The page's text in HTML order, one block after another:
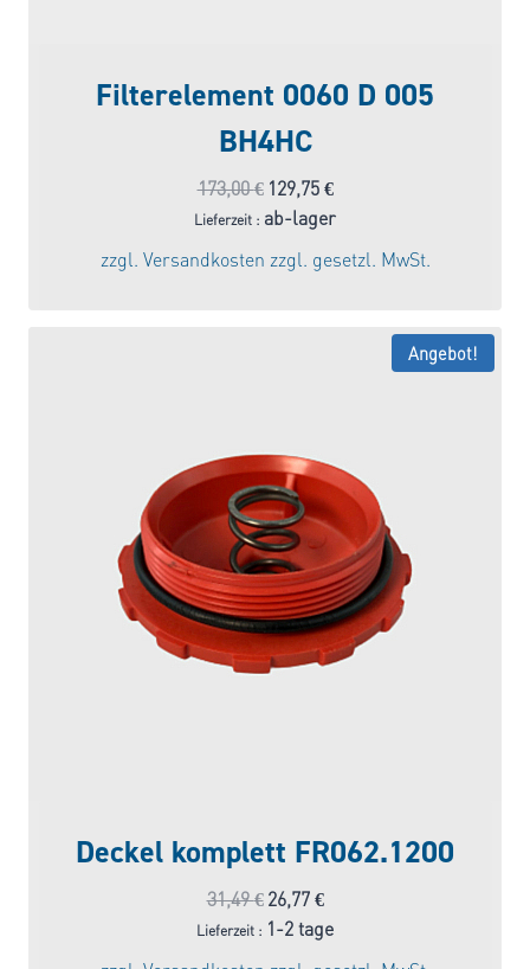
Filterelement 0060 D 005
BH4HC
173,00€ Ursprünglicher
Preis
war:
173,00 €
129,75 €Aktueller
Preis
Lieferzeit : ab-lager
zzgl. Versandkosten zzgl. gesetzl. MwSt.
Angebot!
Deckel komplett FR062.1200
31,49€ Ursprünglicher
Preis
war:
26,77 €Aktueller
Preis
Lieferzeit : 1-2 tage